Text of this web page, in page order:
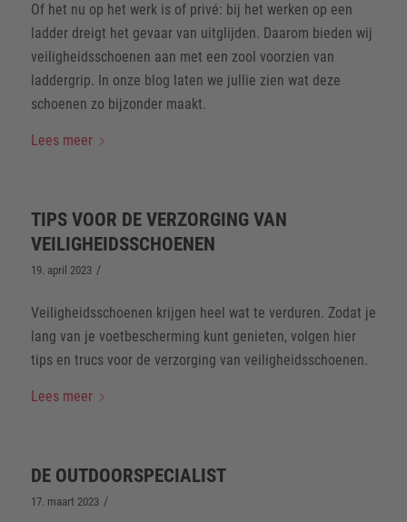
Of het nu op het werk is of privé: bij het werken op een
ladder dreigt het gevaar van uitglijden. Daarom bieden wij
veiligheidsschoenen aan met een zool voorzien van
laddergrip. In onze blog laten we jullie zien wat deze
schoenen zo bijzonder maakt.
Lees meer
TIPS VOOR DE VERZORGING VAN
VEILIGHEIDSSCHOENEN
19. april 2023 /
Veiligheidsschoenen krijgen heel wat te verduren. Zodat je
lang van je voetbescherming kunt genieten, volgen hier
tips en trucs voor de verzorging van veiligheidsschoenen.
Lees meer
DE OUTDOORSPECIALIST
17. maart 2023 /